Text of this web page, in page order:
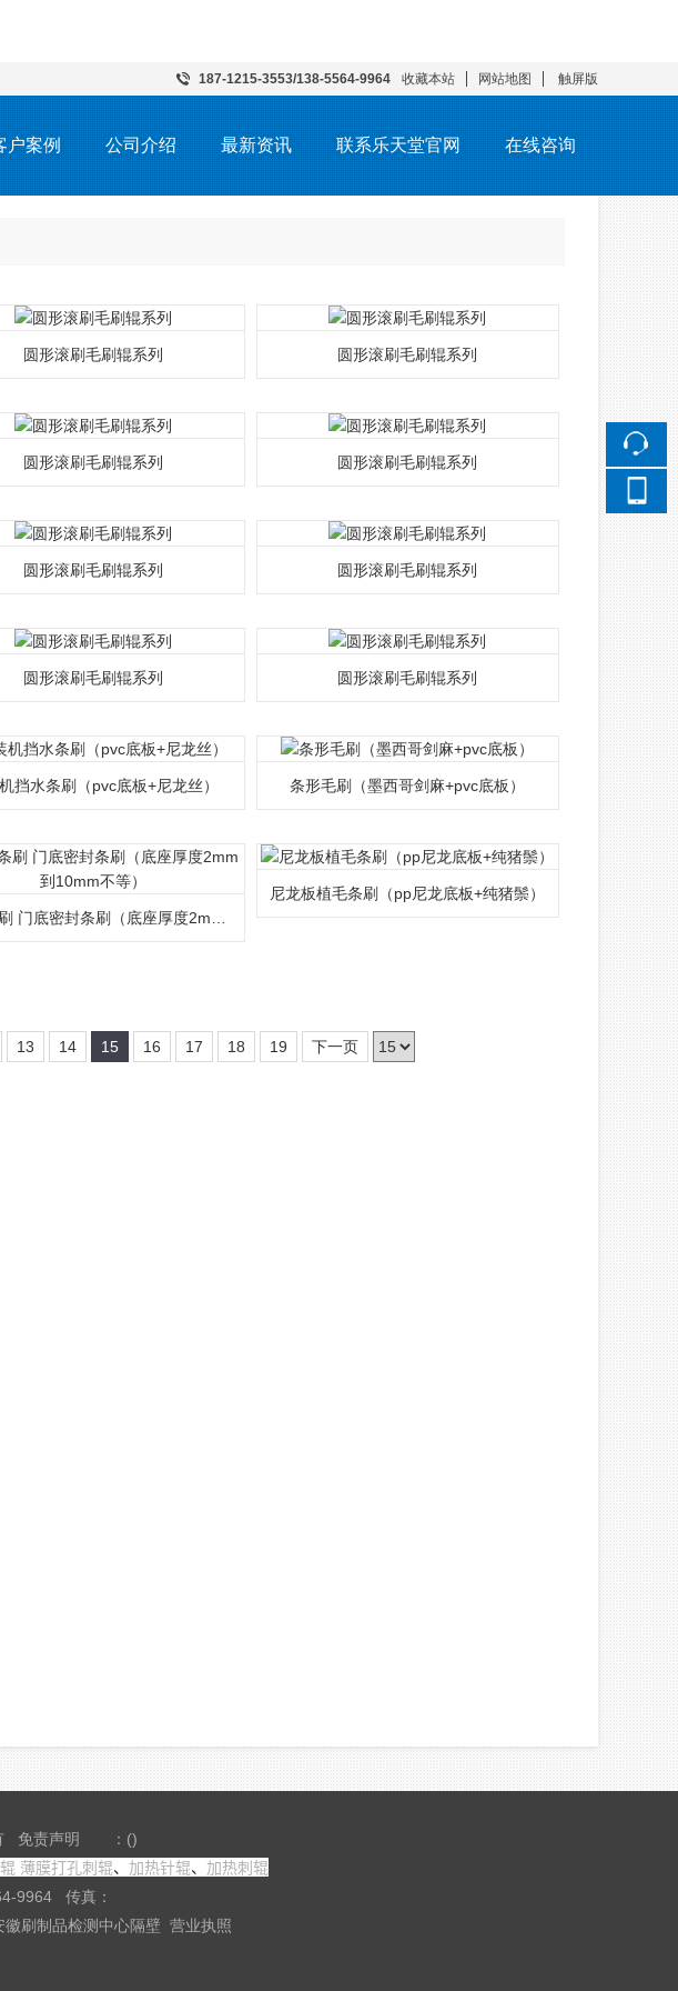
187-1215-3553/138-5564-9964 收藏本站 网站地图 触屏版
户案例 公司介绍 最新资讯 联系乐天堂官网 在线咨询
圆形滚刷毛刷辊系列 圆形滚刷毛刷辊系列
圆形滚刷毛刷辊系列 圆形滚刷毛刷辊系列
圆形滚刷毛刷辊系列 圆形滚刷毛刷辊系列
圆形滚刷毛刷辊系列 圆形滚刷毛刷辊系列
挡水条刷（pvc底板+尼龙丝） 条形毛刷（墨西哥剑麻+pvc底板）
尼龙板植毛条刷（pp尼龙底板+纯猪鬃）
13 14 15 16 17 18 19 下一页
免责声明
：()
薄膜打孔刺辊、 加热针辊、 加热刺辊
9964 传真：
刷制品检测中心隔壁 营业执照